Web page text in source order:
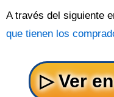
A través del siguiente
que tienen los